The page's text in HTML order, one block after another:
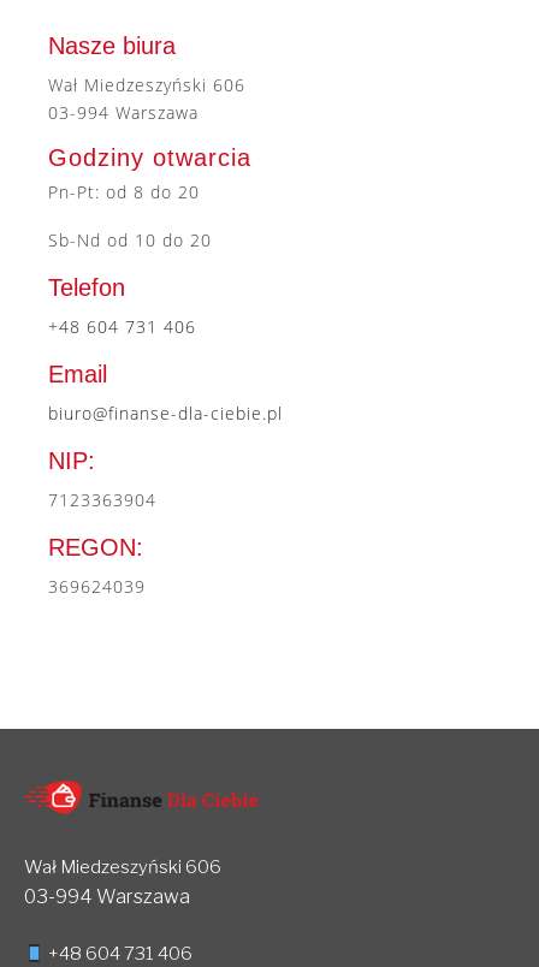
Nasze biura
Wał Miedzeszyński 606
03-994 Warszawa
Godziny otwarcia
Pn-Pt: od 8 do 20
Sb-Nd od 10 do 20
Telefon
+48 604 731 406
Email
biuro@finanse-dla-ciebie.pl
NIP:
7123363904
REGON:
369624039
Wał Miedzeszyński 606
03-994 Warszawa
+48 604 731 406